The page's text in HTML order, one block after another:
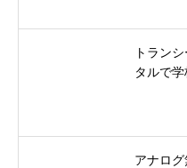
トラン
タルで学
アナロ